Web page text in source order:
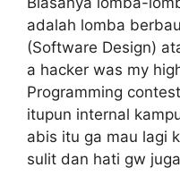
adalah lomba
(Software Design)
a hacker was my
Programming
itupun internal
abis itu ga mau lagi
sulit dan hati gw